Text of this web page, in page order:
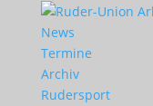
News
Termine
Archiv
Rudersport